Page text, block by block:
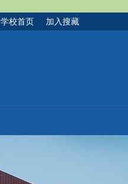
学校首页 加入搜藏